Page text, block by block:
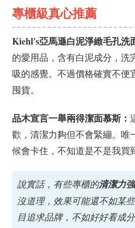
專櫃級真心推薦
Kiehl's亞馬遜白泥淨緻毛孔洗
的愛用品，含有白泥成分，洗
吸的感覺。不過價格確實不便
囤貨。
品木宣言一舉兩得潔面慕斯：
歡，清潔力夠但不會緊繃。唯
候會卡住，不知道是不是我買
說實話，有些專櫃的清潔力
沒道理，效果可能還不如某
目追求品牌，不如好好看成分